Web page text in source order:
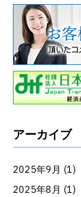
アーカイブ
2025年9月 (1)
2025年8月 (1)